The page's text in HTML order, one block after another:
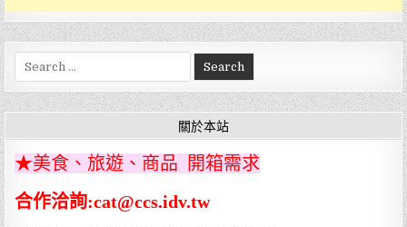
Search
for:
關於本站
★美食、旅遊、商品 開箱需求
合作洽詢:cat@ccs.idv.tw